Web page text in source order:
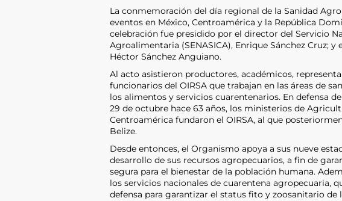
La conmemoración del día regional de la Sanidad
eventos en México, Centroamérica y la República
celebración fue presidido por el director del Servicio
Agroalimentaria (SENASICA), Enrique Sánchez Cruz; y
Héctor Sánchez Anguiano.
Al acto asistieron productores, académicos,
funcionarios del OIRSA que trabajan en las áreas de
los alimentos y servicios cuarentenarios. En defensa
29 de octubre hace 63 años, los ministerios de
Centroamérica fundaron el OIRSA, al que
Belize.
Desde entonces, el Organismo apoya a sus nueve
desarrollo de sus recursos agropecuarios, a fin de
segura para el bienestar de la población humana.
los servicios nacionales de cuarentena agropecuaria,
defensa para garantizar el status fito y zoosanitario de